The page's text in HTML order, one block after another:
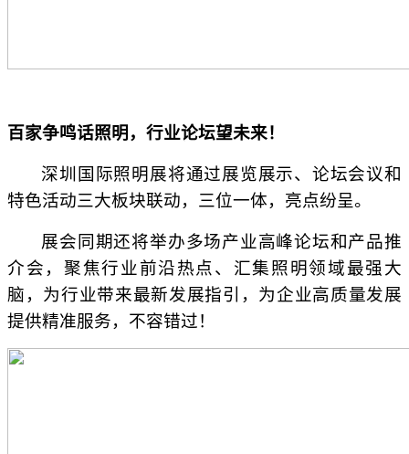
百家争鸣话照明，行业论坛望未来！
深圳国际照明展将通过展览展示、论坛会议和
特色活动三大板块联动，三位一体，亮点纷呈。
展会同期还将举办多场产业高峰论坛和产品推
介会，聚焦行业前沿热点、汇集照明领域最强大
脑，为行业带来最新发展指引，为企业高质量发展
提供精准服务，不容错过！